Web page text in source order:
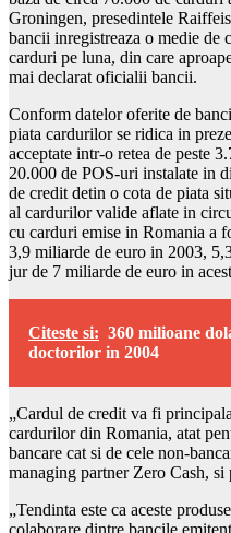
Groningen, presedintele
bancii inregistreaza o medie de
carduri pe luna, din care
mai declarat oficialii bancii.
Conform datelor oferite de
piata cardurilor se ridica in
acceptate intr-o retea de peste
20.000 de POS-uri instalate in
de credit detin o cota de piata
al cardurilor valide aflate in
cu carduri emise in Romania a
3,9 miliarde de euro in 2003,
jur de 7 miliarde de euro in
Citeste si: 360 milioane
doctorilor in 2004
„Cardul de credit va fi
cardurilor din Romania, atat
bancare cat si de cele non-
managing partner Zero Cash,
„Tendinta este ca aceste
colaborare dintre bancile